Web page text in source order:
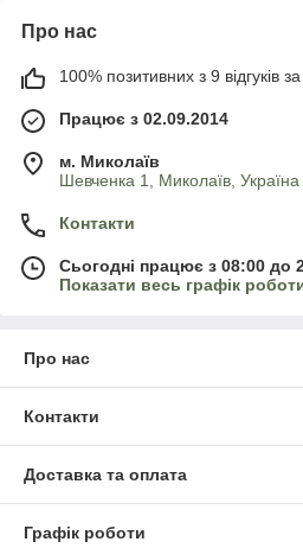
Про нас
100% позитивних з 9 відгуків за
Працює з 02.09.2014
м. Миколаїв
Шевченка 1, Миколаїв, Україна
Контакти
Сьогодні працює з 08:00 до
Показати весь графік
Про нас
Контакти
Доставка та оплата
Графік роботи